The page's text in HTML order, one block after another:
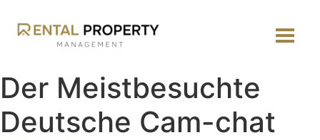
Der Meistbesuchte
Deutsche Cam-chat